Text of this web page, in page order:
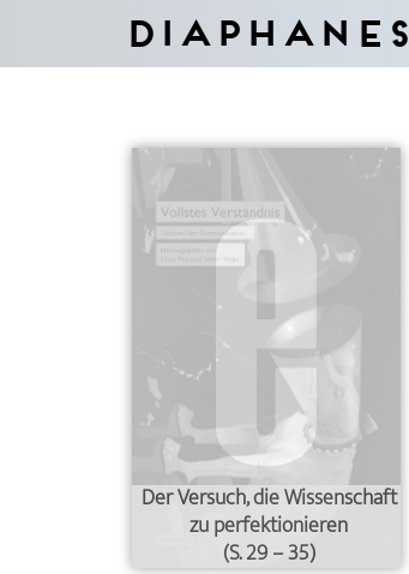
Diaphanes
Der Versuch, die Wissenschaft
zu perfektionieren
(S. 29 – 35)